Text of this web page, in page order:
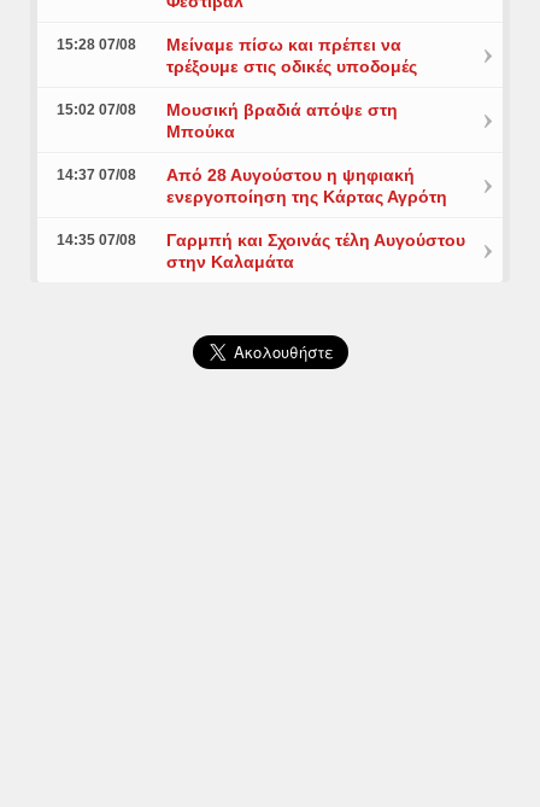
15:28 07/08
Μείναμε πίσω και πρέπει να
τρέξουμε στις οδικές υποδομές
15:02 07/08
Μουσική βραδιά απόψε στη
Μπούκα
14:37 07/08
Από 28 Αυγούστου η ψηφιακή
ενεργοποίηση της Κάρτας Αγρότη
14:35 07/08
Γαρμπή και Σχοινάς τέλη Αυγούστου
στην Καλαμάτα